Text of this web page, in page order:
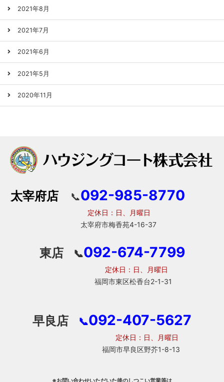
2021年8月
2021年7月
2021年6月
2021年5月
2020年11月
太宰府店 📞092-985-8770
定休日：日、月曜日
太宰府市梅香苑4-16-37
東店 📞092-674-7799
定休日：日、月曜日
福岡市東区松香台2-1-31
早良店 📞092-407-5627
定休日：日、月曜日
福岡市早良区野芥1-8-13